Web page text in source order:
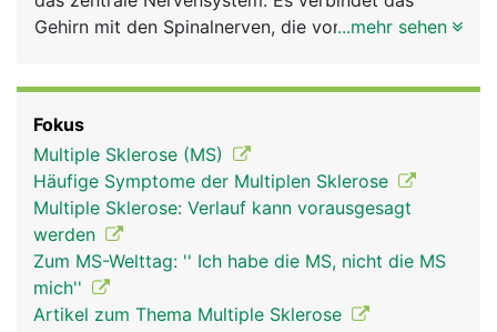
Rubriken
Gehirn mit den Spinalnerven, die vom Rückenmark
reicht vom verlängerten Mark unterhalb der
Schädelbasis bis hinab zum zweiten Lendenwirbel.
Unterhalb davon ist das Rückenmark stark
verkümmert und sieht aufgrund der auslaufenden
gebündelten Nervenfasern wie ein Pferdeschweif
aus. Das Rückenmark besteht aus einer grauen
und weissen Substanz. Zentral liegt die graue
Substanz, die im Querschnitt wie ein Schmetterling
...mehr sehen
Fokus
Multiple Sklerose (MS)
Häufige Symptome der Multiplen Sklerose
Multiple Sklerose: Verlauf kann vorausgesagt
werden
Zum MS-Welttag: '' Ich habe die MS, nicht die MS
mich''
Artikel zum Thema Multiple Sklerose